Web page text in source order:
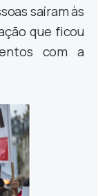
saíram às
que ficou
com a